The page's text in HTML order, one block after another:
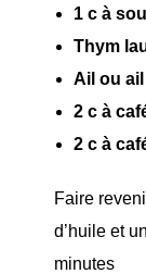
1 c à
Thym
Ail ou
2 c à
2 c à
Faire
d’huile et
minutes